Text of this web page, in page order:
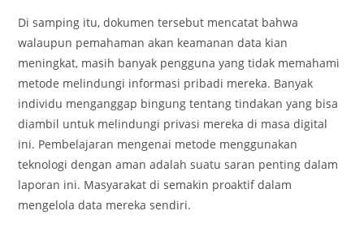
Di samping itu, dokumen tersebut mencatat bahwa
walaupun pemahaman akan keamanan data kian
meningkat, masih banyak pengguna yang tidak memahami
metode melindungi informasi pribadi mereka. Banyak
individu menganggap bingung tentang tindakan yang bisa
diambil untuk melindungi privasi mereka di masa digital
ini. Pembelajaran mengenai metode menggunakan
teknologi dengan aman adalah suatu saran penting dalam
laporan ini. Masyarakat di semakin proaktif dalam
mengelola data mereka sendiri.